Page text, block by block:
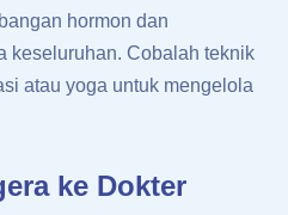
hormon dan
keseluruhan. Cobalah teknik
atau yoga untuk mengelola
ke Dokter